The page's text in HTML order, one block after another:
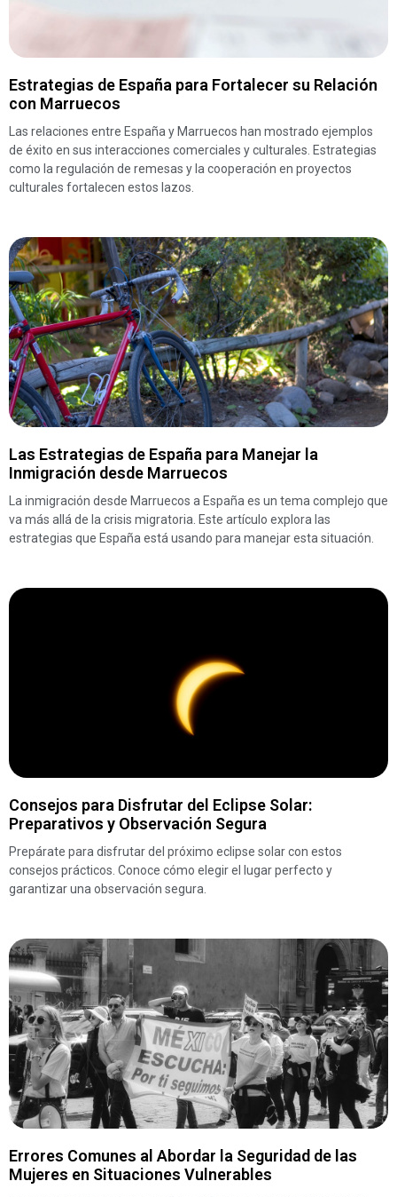
Estrategias de España para Fortalecer su Relación
con Marruecos
Las relaciones entre España y Marruecos han mostrado ejemplos
de éxito en sus interacciones comerciales y culturales. Estrategias
como la regulación de remesas y la cooperación en proyectos
culturales fortalecen estos lazos.
Las Estrategias de España para Manejar la
Inmigración desde Marruecos
La inmigración desde Marruecos a España es un tema complejo que
va más allá de la crisis migratoria. Este artículo explora las
estrategias que España está usando para manejar esta situación.
Consejos para Disfrutar del Eclipse Solar:
Preparativos y Observación Segura
Prepárate para disfrutar del próximo eclipse solar con estos
consejos prácticos. Conoce cómo elegir el lugar perfecto y
garantizar una observación segura.
Errores Comunes al Abordar la Seguridad de las
Mujeres en Situaciones Vulnerables